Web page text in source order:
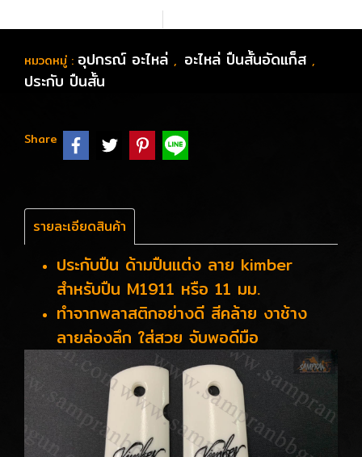
หมวดหมู่ : อุปกรณ์ อะไหล่ , อะไหล่ ปืนสั้นอัดแก็ส ,
ประกับ ปืนสั้น
Share
รายละเอียดสินค้า
ประกับปืน ด้ามปืนแต่ง ลาย kimber
สำหรับปืน M1911 หรือ 11 มม.
ทำจากพลาสติกอย่างดี สีคล้าย งาช้าง
ลายล่องลึก ใส่สวย จับพอดีมือ